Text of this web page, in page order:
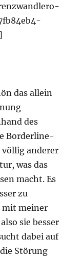
das allein
des
Borderline-
anderer
was das
macht. Es
zu
mit meiner
sie besser
dabei auf
Störung